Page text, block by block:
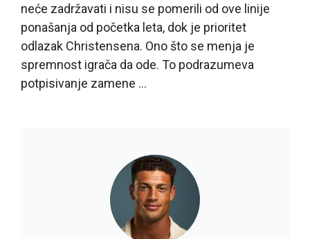
neće zadržavati i nisu se pomerili od ove linije
ponašanja od početka leta, dok je prioritet
odlazak Christensena. Ono što se menja je
spremnost igrača da ode. To podrazumeva
potpisivanje zamene …